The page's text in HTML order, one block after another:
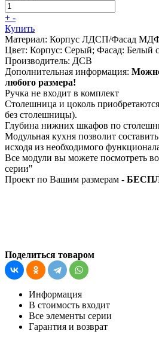
+ -
Купить
Материал: Корпус ЛДСП/Фасад
Цвет: Корпус: Серый; Фасад: Белый
Производитель: ДСВ
Дополнительная информация:
любого размера!
Ручка не входит в комплект
Столешница и цоколь
без столешницы).
Глубина нижних шкафов по
Модульная кухня позволит
исходя из необходимого
Все модули вы можете посмотреть
серии"
Проект по Вашим размерам -
Поделиться товаром
Информация
В стоимость входит
Все элементы серии
Гарантия и возврат